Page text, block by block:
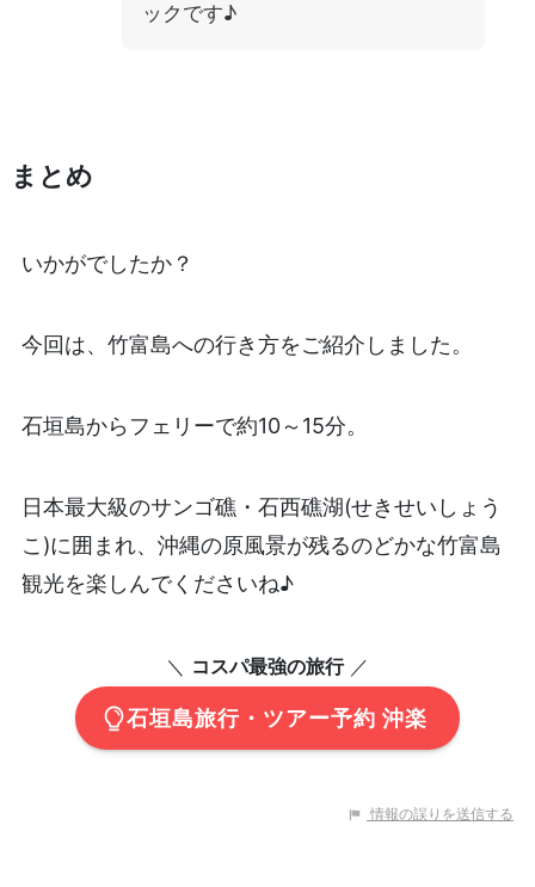
ックです♪
まとめ
いかがでしたか？
今回は、竹富島への行き方をご紹介しました。
石垣島からフェリーで約10～15分。
日本最大級のサンゴ礁・石西礁湖(せきせいしょう
こ)に囲まれ、沖縄の原風景が残るのどかな竹富島
観光を楽しんでくださいね♪
＼ コスパ最強の旅行／
石垣島旅行・ツアー予約 沖楽
情報の誤りを送信する